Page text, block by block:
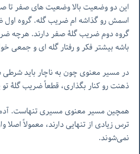
این دو وضعیت بالا وضعیت های صفر تا
اسمش رو گذاشه ام ضریب گله. گروه
گروه دوم ضریب گلۀ صفر دارند. هرچه
باشه بیشتر فکر و رفتار گله ای و جمعی
در مسیر معنوی چون به ناچار باید
ذهنت رو کنار بگذاری، قطعاً ضریب گلۀ تو
همچین مسیر معنوی مسیری تنهاست.
ترس زیادی از تنهایی دارند، معمولاً اصلا
نمی‌شوند.